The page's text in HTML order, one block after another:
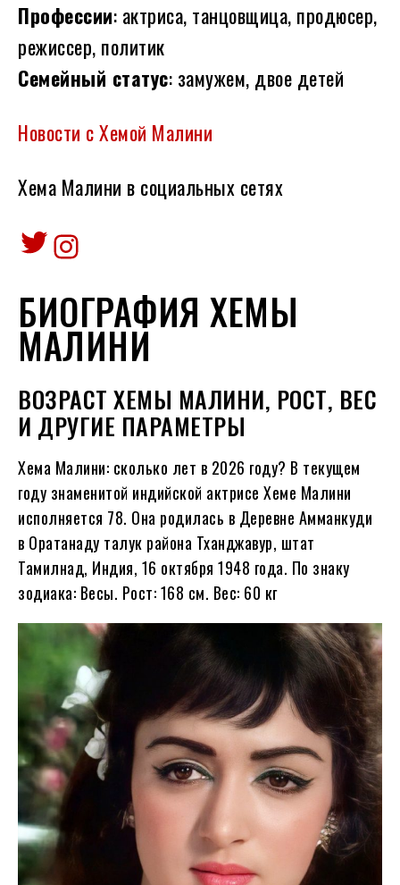
Профессии: актриса, танцовщица, продюсер,
режиссер, политик
Семейный статус: замужем, двое детей
Новости с Хемой Малини
Хема Малини в социальных сетях
Twitter Instagram
БИОГРАФИЯ ХЕМЫ
МАЛИНИ
ВОЗРАСТ ХЕМЫ МАЛИНИ, РОСТ, ВЕС
И ДРУГИЕ ПАРАМЕТРЫ
Хема Малини: сколько лет в 2026 году? В текущем
году знаменитой индийской актрисе Хеме Малини
исполняется 78. Она родилась в Деревне Амманкуди
в Оратанаду талук района Тханджавур, штат
Тамилнад, Индия, 16 октября 1948 года. По знаку
зодиака: Весы. Рост: 168 см. Вес: 60 кг